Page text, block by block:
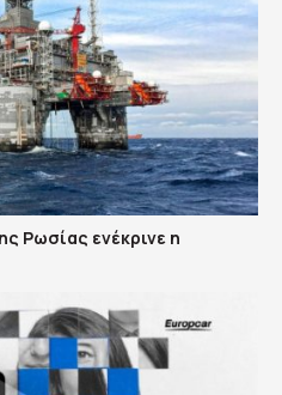
Ρωσίας ενέκρινε η